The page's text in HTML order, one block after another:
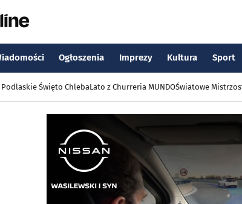
Ogłoszenia Imprezy Kultura Sport
Podlaskie Święto ChlebaLato z Churreria MUNDOŚwiatowe